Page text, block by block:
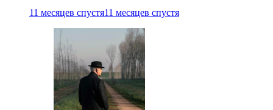
11 месяцев спустя11 месяцев спустя